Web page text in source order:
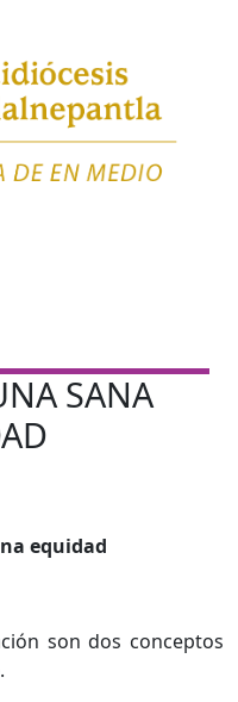
SANA
equidad
son dos conceptos